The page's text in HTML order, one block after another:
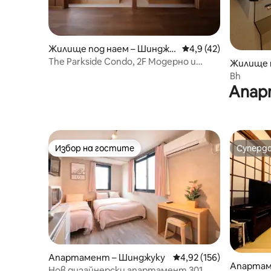
Жилище под наем – Шинджу
ку
Средна оценка: 4,9
4,9 (42)
The Parkside Condo, 2F Модерно и
Жилище
ard,
Bh
Избор на гостите
Избор на гостите
Апартамент – Шинджуку Средна оценка: 4,92
4,92 (156)